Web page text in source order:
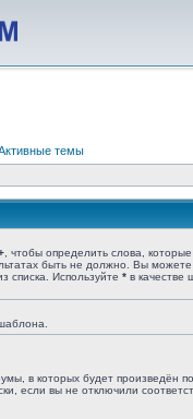
темы
, чтобы определить слова,
быть не должно. Вы
списка. Используйте * в качестве
в которых будет произведён
если вы не отключили